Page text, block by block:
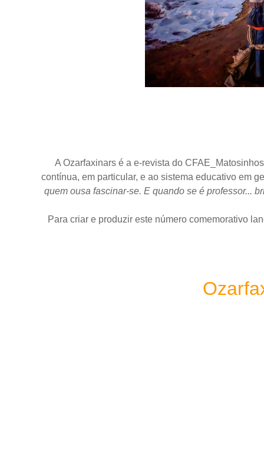
A Ozarfaxinars é a e-revista do
contínua, em particular, e ao sistema educativo em
quem ousa fascinar-se. E quando se é professor...
Para criar e produzir este número comemorativo